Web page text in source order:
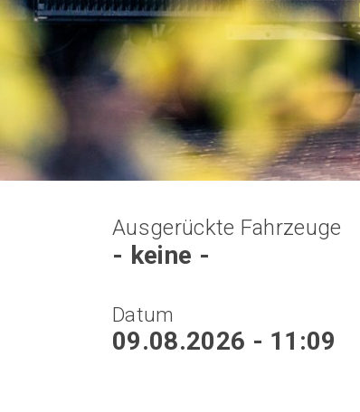
Ausgerückte Fahrzeuge
- keine -
Datum
09.08.2026 - 11:09